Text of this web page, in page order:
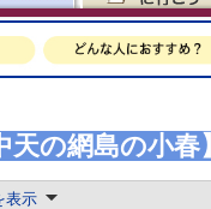
の網島の小春
表示